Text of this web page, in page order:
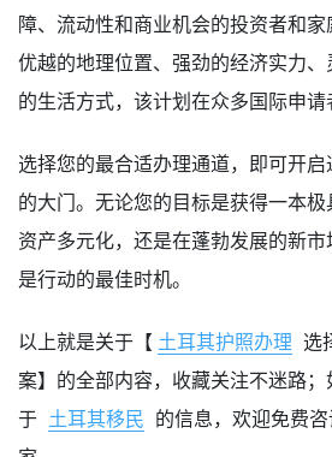
障、流动性和商业机会的投资者和
优越的地理位置、强劲的经济实力
的生活方式，该计划在众多国际申请
选择您的最合适办理通道，即可开
的大门。无论您的目标是获得一本
资产多元化，还是在蓬勃发展的新
是行动的最佳时机。
以上就是关于【 土耳其护照办理 选
案】的全部内容，收藏关注不迷路
于 土耳其移民 的信息，欢迎免费